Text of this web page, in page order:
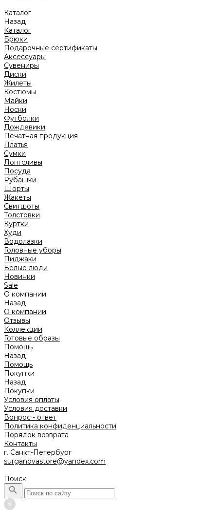
Каталог
Назад
Каталог
Брюки
Подарочные сертификаты
Аксессуары
Сувениры
Диски
Жилеты
Костюмы
Майки
Носки
Футболки
Дождевики
Печатная продукция
Платья
Сумки
Лонгсливы
Посуда
Рубашки
Шорты
Жакеты
Свитшоты
Толстовки
Куртки
Худи
Водолазки
Головные уборы
Пиджаки
Белые люди
Новинки
Sale
О компании
Назад
О компании
Отзывы
Коллекции
Готовые образы
Помощь
Назад
Помощь
Покупки
Назад
Покупки
Условия оплаты
Условия доставки
Вопрос - ответ
Политика конфиденциальности
Порядок возврата
Контакты
г. Санкт-Петербург
surganovastore@yandex.com
Поиск